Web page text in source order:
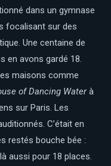
dans un gymnase
focalisant sur des
Une centaine de
en avons gardé 18.
maisons comme
of Dancing Waterà
sur Paris. Les
C’était en
restés bouche bée :
aussi pour 18 places.